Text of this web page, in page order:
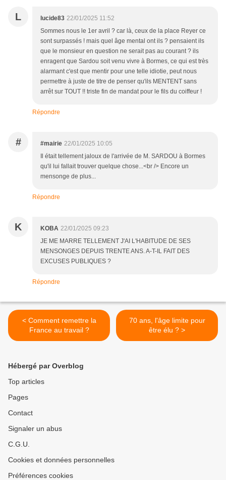
L lucide83 22/01/2025 11:52
Sommes nous le 1er avril ? car là, ceux de la place Reyer ce
sont surpassés ! mais quel âge mental ont ils ? pensaient ils
que le monsieur en question ne serait pas au courant ? ils
enragent que Sardou soit venu vivre à Bormes, ce qui est très
alarmant c'est que mentir pour une telle idiotie, peut nous
permettre à juste de titre de penser qu'ils MENTENT sans
arrêt sur TOUT !! triste fin de mandat pour le fils du coiffeur !
Répondre
# #mairie 22/01/2025 10:05
Il était tellement jaloux de l'arrivée de M. SARDOU à Bormes
qu'il lui fallait trouver quelque chose...<br /> Encore un
mensonge de plus...
Répondre
K KOBA 22/01/2025 09:23
JE ME MARRE TELLEMENT J'AI L'HABITUDE DE SES
MENSONGES DEPUIS TRENTE ANS. A-T-IL FAIT DES
EXCUSES PUBLIQUES ?
Répondre
< Comment remettre la
France au travail ?
70 ans, l'âge limite pour
être élu ? >
Hébergé par Overblog
Top articles
Pages
Contact
Signaler un abus
C.G.U.
Cookies et données personnelles
Préférences cookies